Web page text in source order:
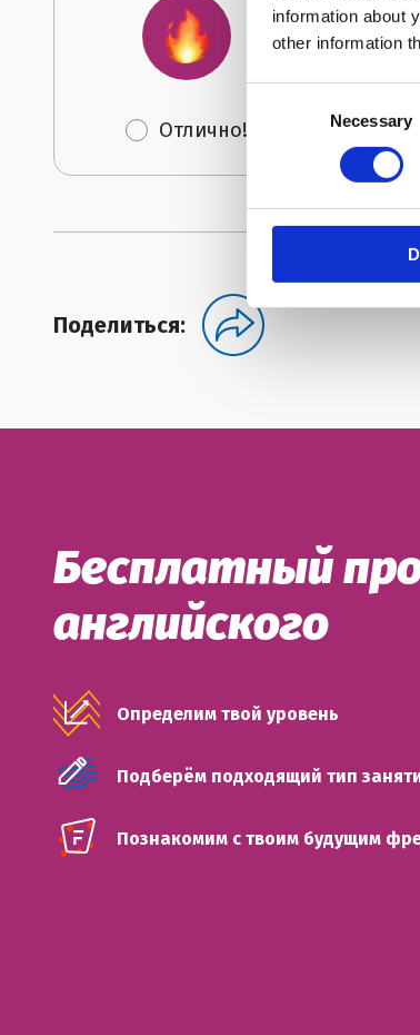
information about
other information
Necessary
Отлично!
Поделиться:
Бесплатный
английского
Определим твой уровень
Подберём подходящий тип
Познакомим с твоим будущим